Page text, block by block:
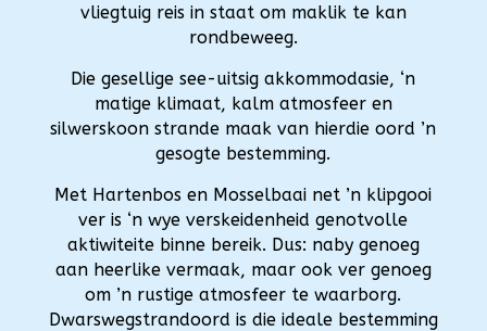
vliegtuig reis in staat om maklik te kan
rondbeweeg.
Die gesellige see-uitsig akkommodasie, ‘n
matige klimaat, kalm atmosfeer en
silwerskoon strande maak van hierdie oord ’n
gesogte bestemming.
Met Hartenbos en Mosselbaai net ’n klipgooi
ver is ‘n wye verskeidenheid genotvolle
aktiwiteite binne bereik. Dus: naby genoeg
aan heerlike vermaak, maar ook ver genoeg
om ’n rustige atmosfeer te waarborg.
Dwarswegstrandoord is die ideale bestemming